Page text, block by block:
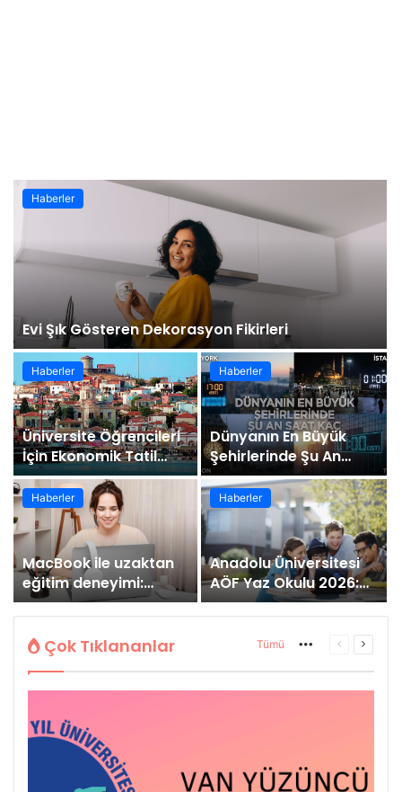
Haberler
Evi Şık Gösteren Dekorasyon Fikirleri
Haberler
Üniversite Öğrencileri
İçin Ekonomik Tatil
Rehberi
Haberler
Dünyanın En Büyük
Şehirlerinde Şu An
Saat Kaç
Haberler
MacBook ile uzaktan
eğitim deneyimi:
Artıları ve eksileri
Haberler
Anadolu Üniversitesi
AÖF Yaz Okulu 2026:
Başvuru, Ücret ve
Sınav Bilgileri
Çok Tıklananlar Tümü More Önceki